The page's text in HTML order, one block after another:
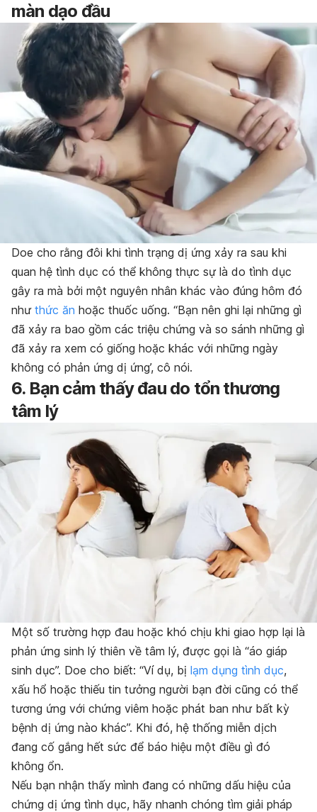
màn dạo đầu
Doe cho rằng đôi khi tình trạng dị ứng xảy ra sau khi
quan hệ tình dục có thể không thực sự là do tình dục
gây ra mà bởi một nguyên nhân khác vào đúng hôm đó
như thức ăn hoặc thuốc uống. “Bạn nên ghi lại những gì
đã xảy ra bao gồm các triệu chứng và so sánh những gì
đã xảy ra xem có giống hoặc khác với những ngày
không có phản ứng dị ứng’, cô nói.
6. Bạn cảm thấy đau do tổn thương
tâm lý
Một số trường hợp đau hoặc khó chịu khi giao hợp lại là
phản ứng sinh lý thiên về tâm lý, được gọi là “áo giáp
sinh dục”. Doe cho biết: “Ví dụ, bị lạm dụng tình dục,
xấu hổ hoặc thiếu tin tưởng người bạn đời cũng có thể
tương ứng với chứng viêm hoặc phát ban như bất kỳ
bệnh dị ứng nào khác”. Khi đó, hệ thống miễn dịch
đang cố gắng hết sức để báo hiệu một điều gì đó
không ổn.
Nếu bạn nhận thấy mình đang có những dấu hiệu của
chứng dị ứng tình dục, hãy nhanh chóng tìm giải pháp